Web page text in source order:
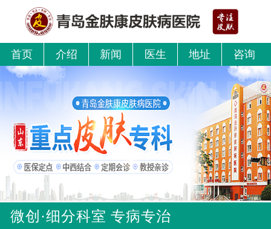
首页 介绍 新闻 医生 地址 咨询
微创·细分科室 专病专治